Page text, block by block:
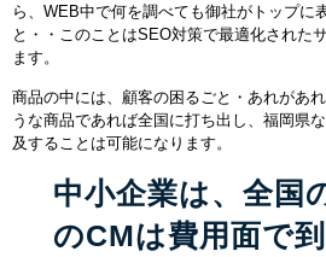
ら、WEB中で何を調べても御社がトップに
と・・このことはSEO対策で最適化された
ます。
商品の中には、顧客の困るごと・あれがあ
うな商品であれば全国に打ち出し、福岡県
及することは可能になります。
中小企業は、全国
のCMは費用面で